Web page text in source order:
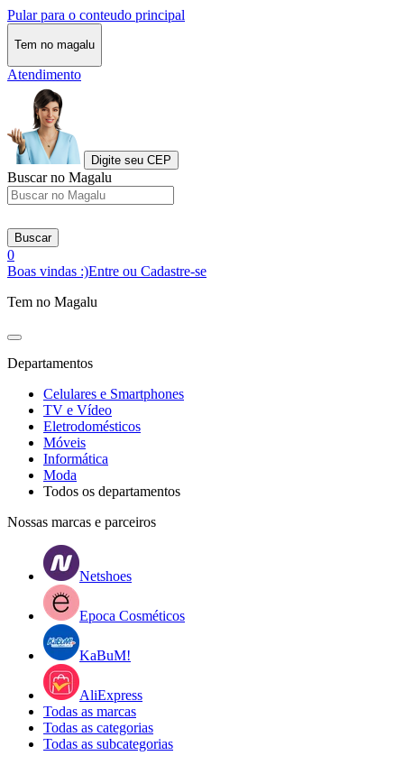
Pular para o conteudo principal
Tem no magalu
Atendimento
Digite seu CEP
Buscar no Magalu
Buscar
0
Boas vindas :)Entre ou Cadastre-se
Tem no Magalu
Departamentos
Celulares e Smartphones
TV e Vídeo
Eletrodomésticos
Móveis
Informática
Moda
Todos os departamentos
Nossas marcas e parceiros
Netshoes
Epoca Cosméticos
KaBuM!
AliExpress
Todas as marcas
Todas as categorias
Todas as subcategorias